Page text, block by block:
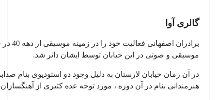
گالری آوا
موسیقی و صوتی در این خیابان توسط ایشان دائر شد.
در آن زمان خیابان لارستان به دلیل وجود دو استودیوی بنام
هنرمندانی بنام در آن دوره ، مورد توجه عده کثیری از